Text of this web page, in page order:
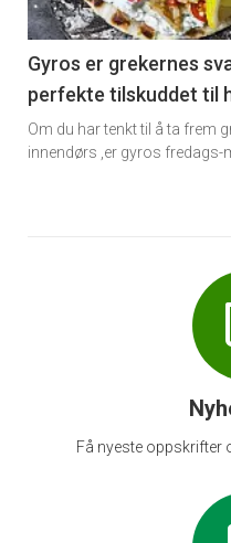
-
6
Gyros er grekernes
perfekte tilskuddet til
Om du har tenkt til å ta frem
innendørs ,er gyros fredags-
Få nyeste oppskrifter